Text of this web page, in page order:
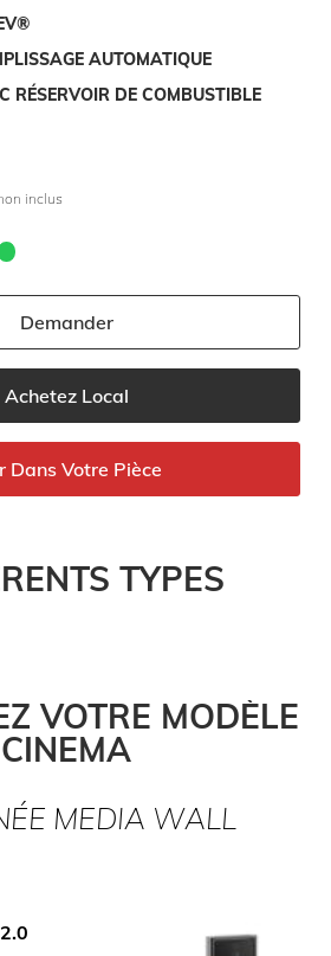
AUTOMATIQUE
RÉSERVOIR DE COMBUSTIBLE
inclus
Demander
Achetez Local
Dans Votre Pièce
TYPES
VOTRE MODÈLE
CINEMA
MEDIA WALL